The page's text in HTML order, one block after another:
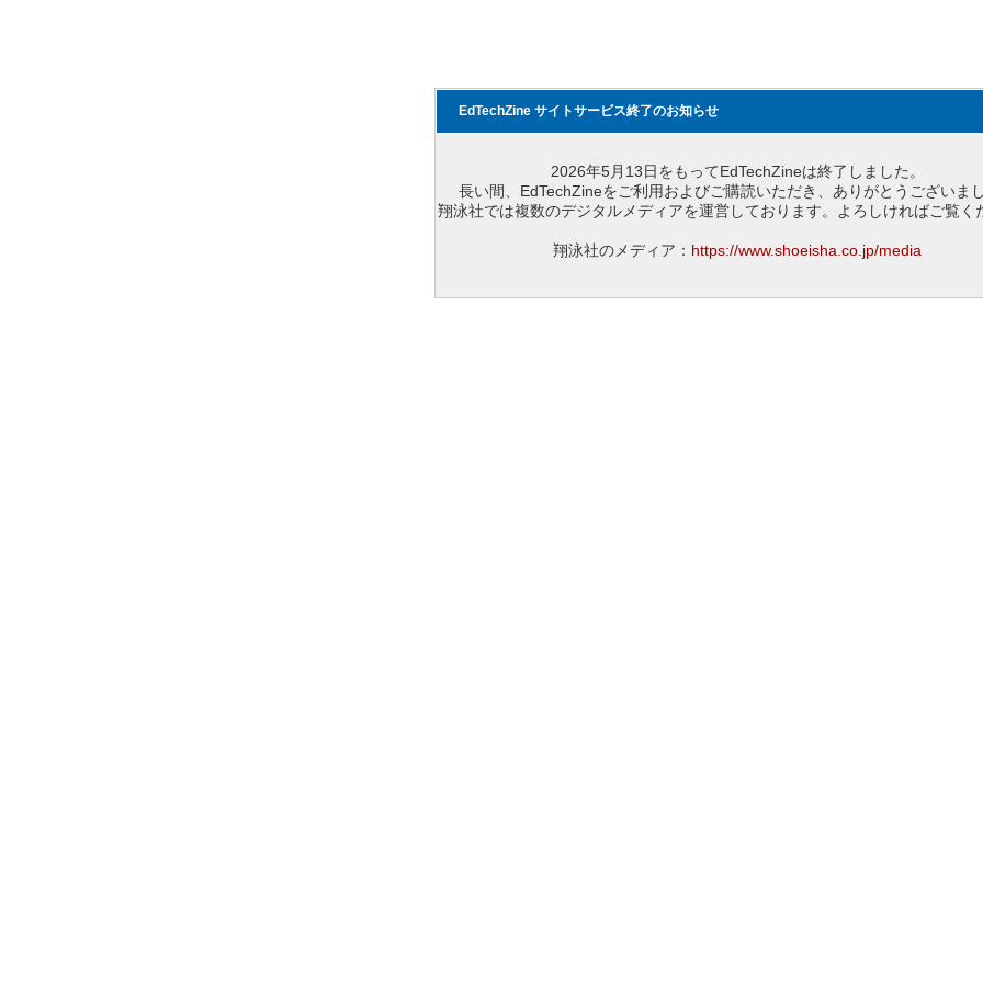
EdTechZine サイトサービス終了のお知らせ
2026年5月13日をもってEdTechZineは終了しました。
長い間、EdTechZineをご利用およびご購読いただき、ありがとうございまし
翔泳社では複数のデジタルメディアを運営しております。よろしければご覧く
翔泳社のメディア： https://www.shoeisha.co.jp/media